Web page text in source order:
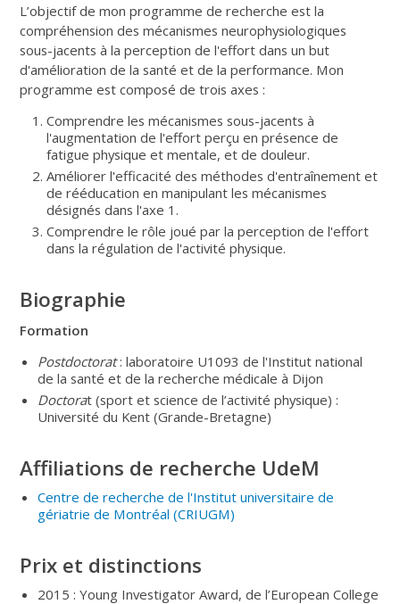
L’objectif de mon programme de recherche est la
compréhension des mécanismes neurophysiologiques
sous-jacents à la perception de l'effort dans un but
d'amélioration de la santé et de la performance. Mon
programme est composé de trois axes :
Comprendre les mécanismes sous-jacents à
l'augmentation de l'effort perçu en présence de
fatigue physique et mentale, et de douleur.
Améliorer l'efficacité des méthodes d'entraînement et
de rééducation en manipulant les mécanismes
désignés dans l'axe 1.
Comprendre le rôle joué par la perception de l'effort
dans la régulation de l'activité physique.
Biographie
Formation
Postdoctorat: laboratoire U1093 de l'Institut national
de la santé et de la recherche médicale à Dijon
Doctorat (sport et science de l’activité physique) :
Université du Kent (Grande-Bretagne)
Affiliations de recherche UdeM
Centre de recherche de l'Institut universitaire de
gériatrie de Montréal(CRIUGM)
Prix et distinctions
2015 : Young Investigator Award, de l’European College